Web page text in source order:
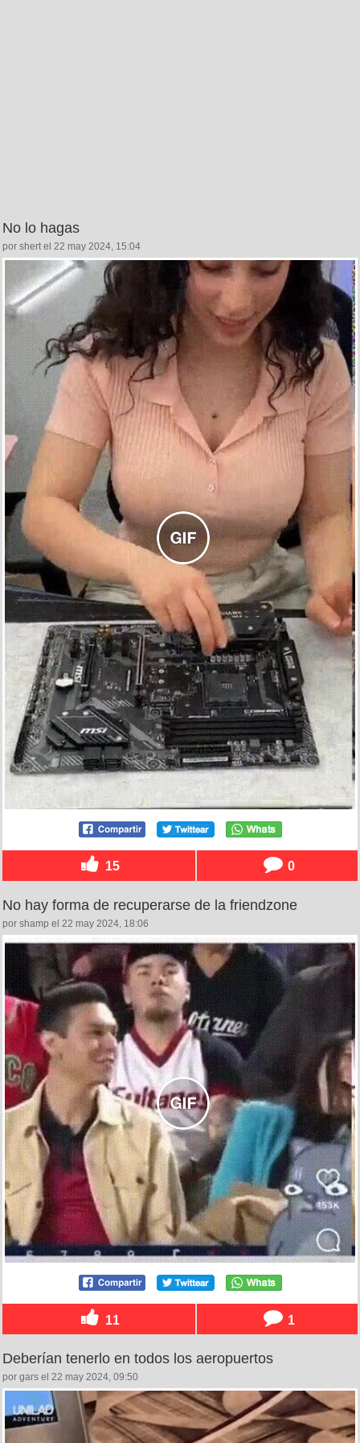
No lo hagas
por shert el 22 may 2024, 15:04
15 0
No hay forma de recuperarse de la friendzone
por shamp el 22 may 2024, 18:06
11 1
Deberían tenerlo en todos los aeropuertos
por gars el 22 may 2024, 09:50